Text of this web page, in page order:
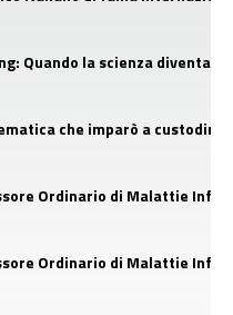
Quando la scienza diventa
che imparò a custodire
Ordinario di Malattie
Ordinario di Malattie